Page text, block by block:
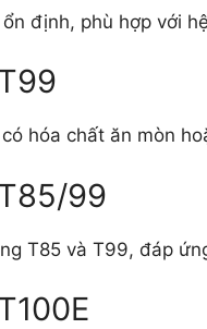
định, phù hợp với
hóa chất ăn mòn
99
T85 và T99, đáp